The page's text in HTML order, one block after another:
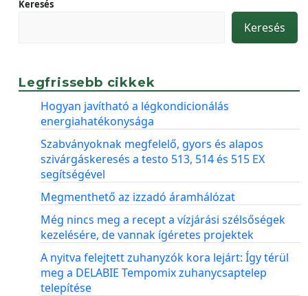
Keresés
Keresés
Legfrissebb cikkek
Hogyan javítható a légkondicionálás
energiahatékonysága
Szabványoknak megfelelő, gyors és alapos
szivárgáskeresés a testo 513, 514 és 515 EX
segítségével
Megmenthető az izzadó áramhálózat
Még nincs meg a recept a vízjárási szélsőségek
kezelésére, de vannak ígéretes projektek
A nyitva felejtett zuhanyzók kora lejárt: Így térül
meg a DELABIE Tempomix zuhanycsaptelep
telepítése